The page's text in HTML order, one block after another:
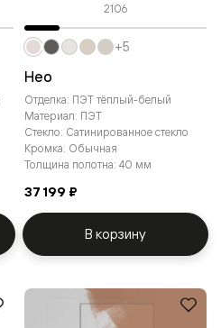
2106
Нео
Отделка: ПЭТ тёплый-белый
Материал: ПЭТ
Стекло: Сатинированное стекло
Кромка: Обычная
Толщина полотна: 40 мм
37 199 ₽
+5
В корзину